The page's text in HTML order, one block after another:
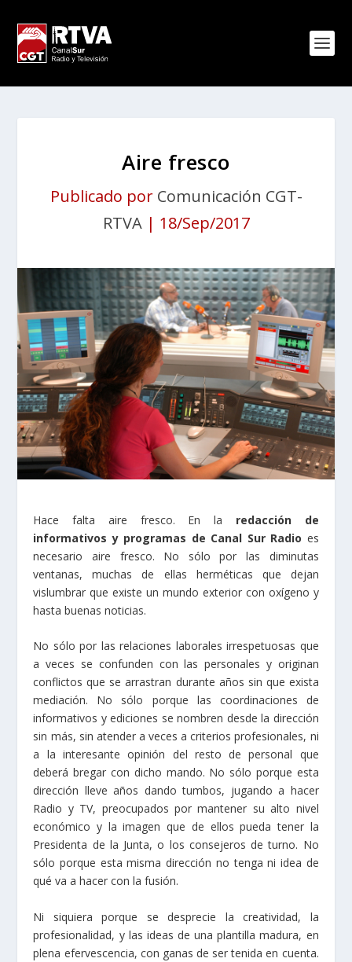
Aire fresco
Publicado por Comunicación CGT-
RTVA| 18/Sep/2017
Hace falta aire fresco. En la redacción de
informativos y programas de Canal Sur Radio es
necesario aire fresco. No sólo por las diminutas
ventanas, muchas de ellas herméticas que dejan
vislumbrar que existe un mundo exterior con oxígeno y
hasta buenas noticias.
No sólo por las relaciones laborales irrespetuosas que
a veces se confunden con las personales y originan
conflictos que se arrastran durante años sin que exista
mediación. No sólo porque las coordinaciones de
informativos y ediciones se nombren desde la dirección
sin más, sin atender a veces a criterios profesionales, ni
a la interesante opinión del resto de personal que
deberá bregar con dicho mando. No sólo porque esta
dirección lleve años dando tumbos, jugando a hacer
Radio y TV, preocupados por mantener su alto nivel
económico y la imagen que de ellos pueda tener la
Presidenta de la Junta, o los consejeros de turno. No
sólo porque esta misma dirección no tenga ni idea de
qué va a hacer con la fusión.
Ni siquiera porque se desprecie la creatividad, la
profesionalidad, y las ideas de una plantilla madura, en
plena efervescencia, con ganas de ser tenida en cuenta.